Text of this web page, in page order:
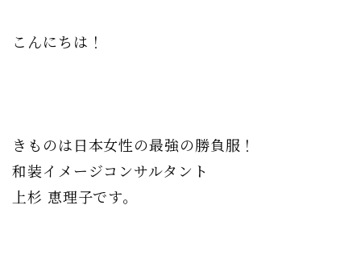
こんにちは！
きものは日本女性の最強の勝負服！
和装イメージコンサルタント
上杉 恵理子です。